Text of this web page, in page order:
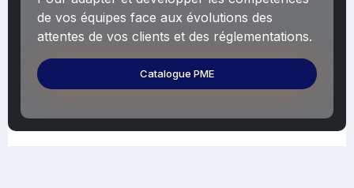
de vos équipes face aux évolutions des
attentes de vos clients et des réglementations.
Catalogue PME